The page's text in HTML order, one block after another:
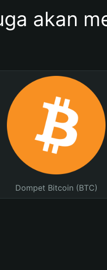
akan
Dompet Bitcoin (BTC)